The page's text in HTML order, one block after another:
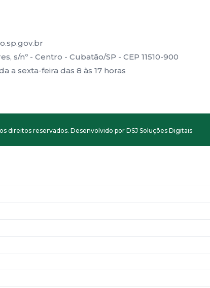
s/nº - Centro - Cubatão/SP - CEP 11510-900
a sexta-feira das 8 às 17 horas
direitos reservados. Desenvolvido por DSJ Soluções Digitais